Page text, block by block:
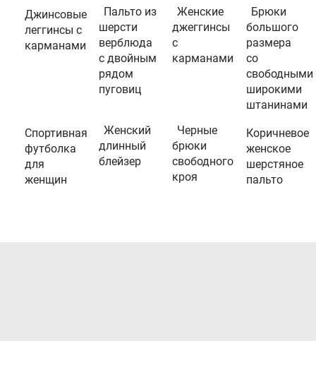
Джинсовые
леггинсы с
карманами
Пальто из
шерсти
верблюда
с двойным
рядом
пуговиц
Женские
джеггинсы
с
карманами
Брюки
большого
размера
со
свободными
широкими
штанинами
Спортивная
футболка
для
женщин
Женский
длинный
блейзер
Черные
брюки
свободного
кроя
Коричневое
женское
шерстяное
пальто